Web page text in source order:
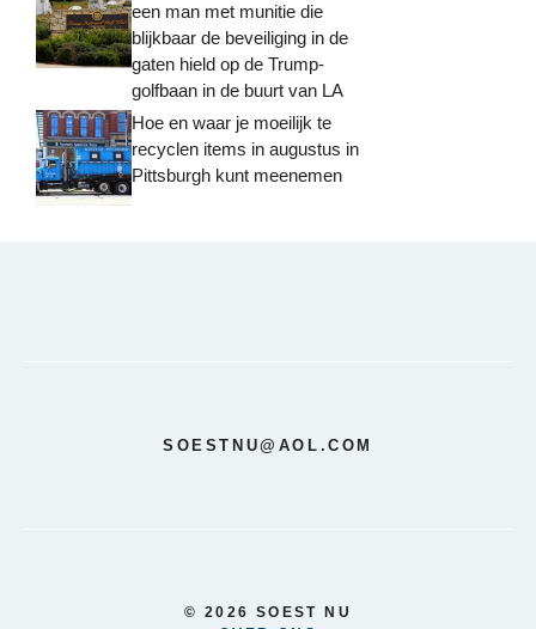
een man met munitie die
blijkbaar de beveiliging in de
gaten hield op de Trump-
golfbaan in de buurt van LA
Hoe en waar je moeilijk te
recyclen items in augustus in
Pittsburgh kunt meenemen
SOESTNU@AOL.COM
© 2026 SOEST NU